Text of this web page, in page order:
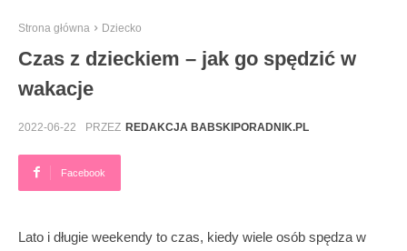
Strona główna Dziecko
Czas z dzieckiem – jak go spędzić w
wakacje
2022-06-22 PRZEZ REDAKCJA BABSKIPORADNIK.PL
Facebook
Lato i długie weekendy to czas, kiedy wiele osób spędza w